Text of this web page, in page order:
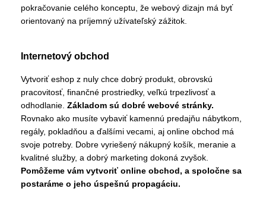
pokračovanie celého konceptu, že webový dizajn má byť
orientovaný na príjemný užívateľský zážitok.
Internetový obchod
Vytvoriť eshop z nuly chce dobrý produkt, obrovskú
pracovitosť, finančné prostriedky, veľkú trpezlivosť a
odhodlanie. Základom sú dobré webové stránky.
Rovnako ako musíte vybaviť kamennú predajňu nábytkom,
regály, pokladňou a ďalšími vecami, aj online obchod má
svoje potreby. Dobre vyriešený nákupný košík, meranie a
kvalitné služby, a dobrý marketing dokoná zvyšok.
Pomôžeme vám vytvoriť online obchod, a spoločne sa
postaráme o jeho úspešnú propagáciu.